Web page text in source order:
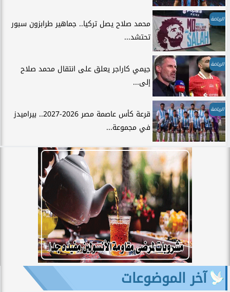
الرياضة
محمد صلاح يصل تركيا.. جماهير طرابزون سبور
تحتشد...
الرياضة
جيمي كاراجر يعلق على انتقال محمد صلاح
إلى...
الرياضة
قرعة كأس عاصمة مصر 2026-2027.. بيراميدز
في مجموعة...
آخر الموضوعات